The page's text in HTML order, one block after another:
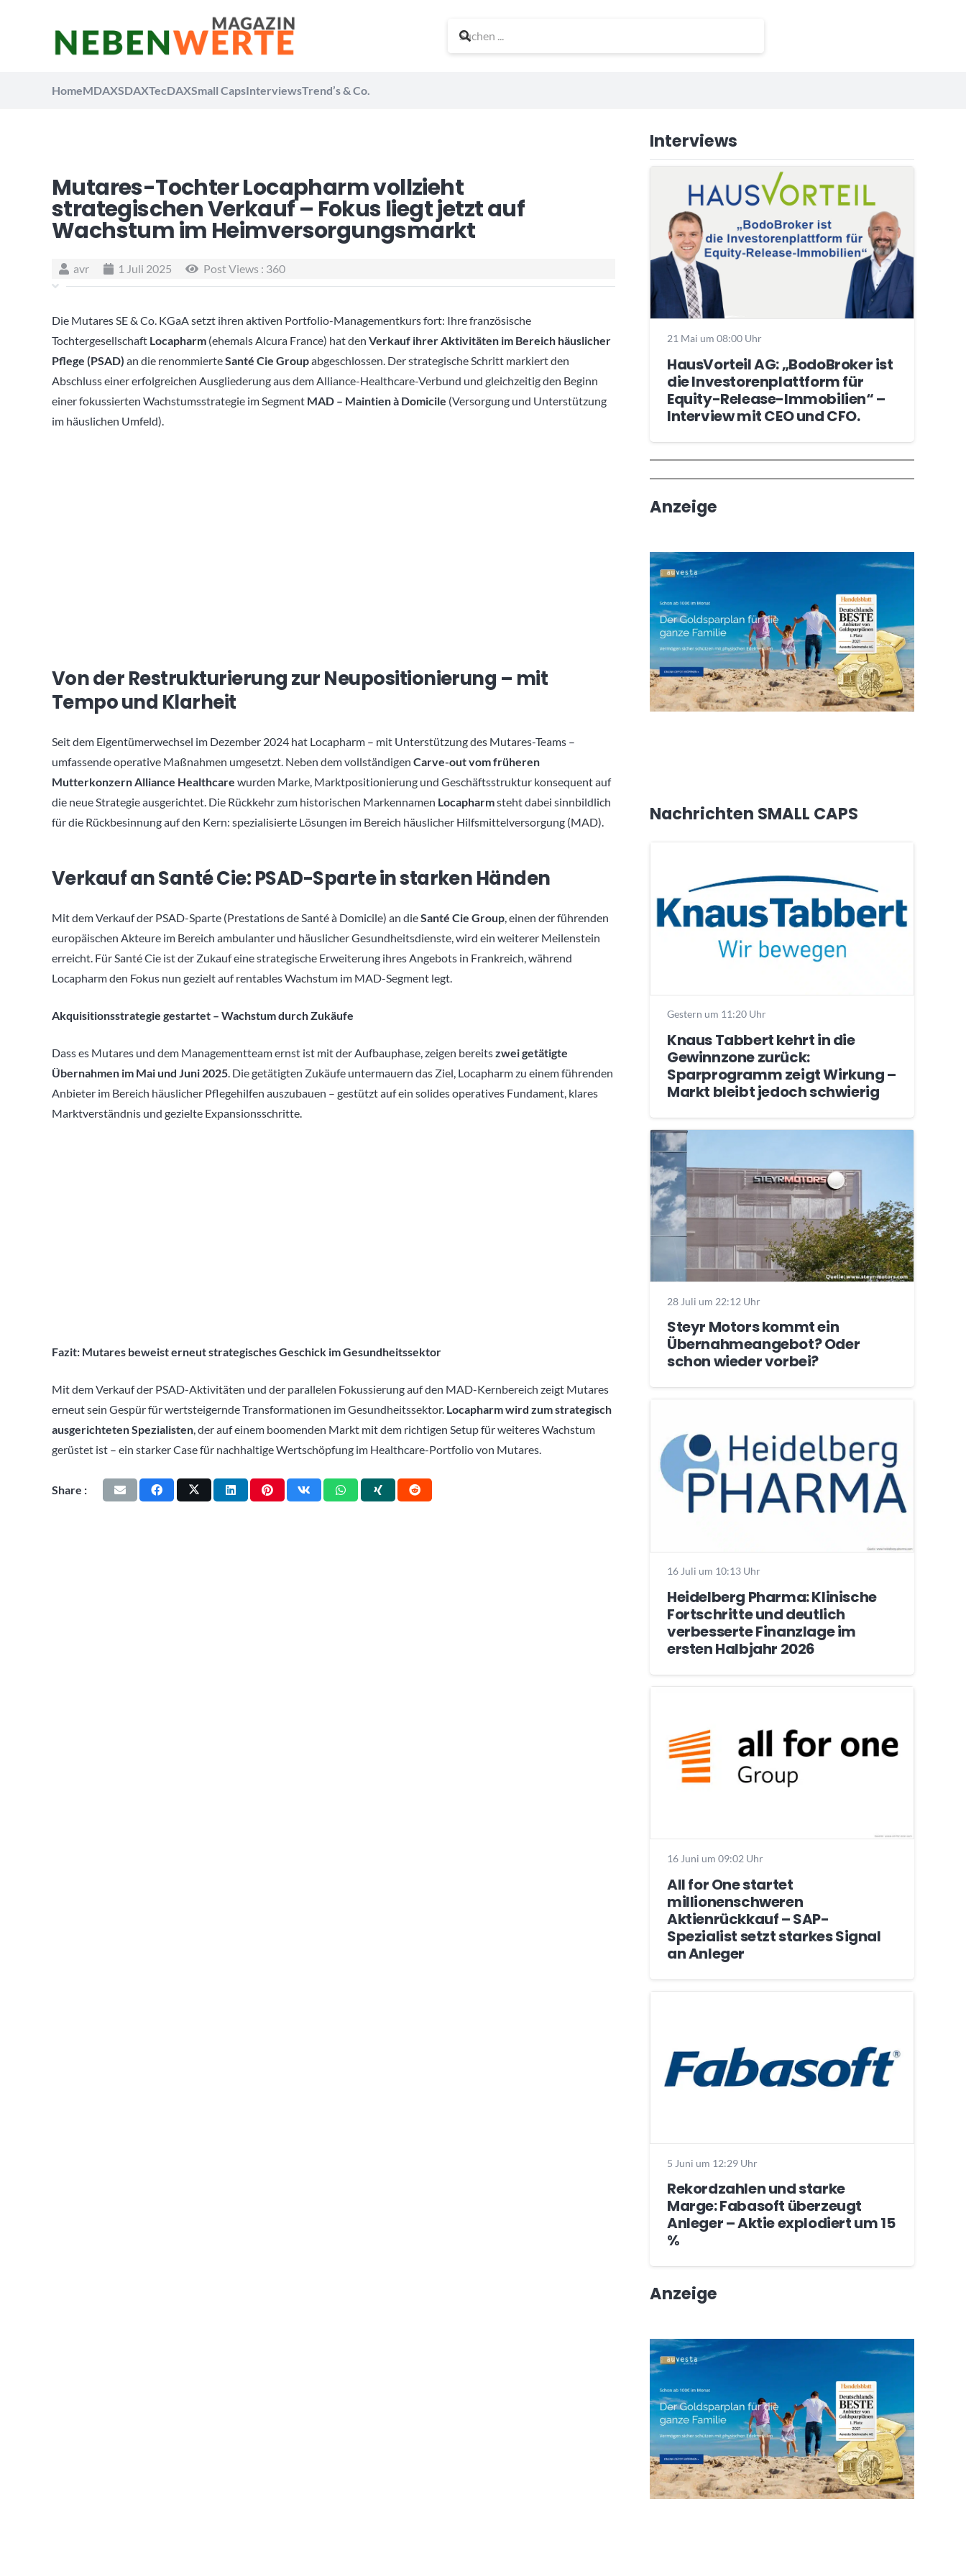
HomeMDAXSDAXTecDAXSmall CapsInterviewsTrend’s & Co.
Mutares-Tochter Locapharm vollzieht
strategischen Verkauf – Fokus liegt jetzt auf
Wachstum im Heimversorgungsmarkt
avr 1 Juli 2025 Post Views : 360
Die Mutares SE & Co. KGaA setzt ihren aktiven Portfolio-Managementkurs fort: Ihre französische
Tochtergesellschaft Locapharm (ehemals Alcura France) hat den Verkauf ihrer Aktivitäten im Bereich häuslicher
Pflege (PSAD) an die renommierteSanté Cie Groupabgeschlossen. Der strategische Schritt markiert den
Abschluss einer erfolgreichen Ausgliederung aus dem Alliance-Healthcare-Verbund und gleichzeitig den Beginn
einer fokussierten Wachstumsstrategie im Segment MAD – Maintien à Domicile (Versorgung und Unterstützung
im häuslichen Umfeld).
Von der Restrukturierung zur Neupositionierung – mit
Tempo und Klarheit
Seit dem Eigentümerwechsel im Dezember 2024 hat Locapharm – mit Unterstützung des Mutares-Teams –
umfassende operative Maßnahmen umgesetzt. Neben dem vollständigen Carve-out vom früheren
Mutterkonzern Alliance Healthcare wurden Marke, Marktpositionierung und Geschäftsstruktur konsequent auf
die neue Strategie ausgerichtet. Die Rückkehr zum historischen Markennamen Locapharmsteht dabei sinnbildlich
für die Rückbesinnung auf den Kern: spezialisierte Lösungen im Bereich häuslicher Hilfsmittelversorgung (MAD).
Verkauf an Santé Cie: PSAD-Sparte in starken Händen
Mit dem Verkauf der PSAD-Sparte (Prestations de Santé à Domicile) an dieSanté Cie Group, einen der führenden
europäischen Akteure im Bereich ambulanter und häuslicher Gesundheitsdienste, wird ein weiterer Meilenstein
erreicht. Für Santé Cie ist der Zukauf eine strategische Erweiterung ihres Angebots in Frankreich, während
Locapharm den Fokus nun gezielt auf rentables Wachstum im MAD-Segment legt.
Akquisitionsstrategie gestartet – Wachstum durch Zukäufe
Dass es Mutares und dem Managementteam ernst ist mit der Aufbauphase, zeigen bereitszwei getätigte
Übernahmen im Mai und Juni 2025. Die getätigten Zukäufe untermauern das Ziel, Locapharm zu einem führenden
Anbieter im Bereich häuslicher Pflegehilfen auszubauen – gestützt auf ein solides operatives Fundament, klares
Marktverständnis und gezielte Expansionsschritte.
Fazit: Mutares beweist erneut strategisches Geschick im Gesundheitssektor
Mit dem Verkauf der PSAD-Aktivitäten und der parallelen Fokussierung auf den MAD-Kernbereich zeigt Mutares
erneut sein Gespür für wertsteigernde Transformationen im Gesundheitssektor. Locapharm wird zum strategisch
ausgerichteten Spezialisten, der auf einem boomenden Markt mit dem richtigen Setup für weiteres Wachstum
gerüstet ist – ein starker Case für nachhaltige Wertschöpfung im Healthcare-Portfolio von Mutares.
Share :
Interviews
21 Mai um 08:00 Uhr
HausVorteil AG: „BodoBroker ist
die Investorenplattform für
Equity-Release-Immobilien“ –
Interview mit CEO und CFO.
Wochenrückblick
Trendthemen
Anzeige
Nachrichten SMALL CAPS
Gestern um 11:20 Uhr
Knaus Tabbert kehrt in die
Gewinnzone zurück:
Sparprogramm zeigt Wirkung –
Markt bleibt jedoch schwierig
28 Juli um 22:12 Uhr
Steyr Motors kommt ein
Übernahmeangebot? Oder
schon wieder vorbei?
16 Juli um 10:13 Uhr
Heidelberg Pharma: Klinische
Fortschritte und deutlich
verbesserte Finanzlage im
ersten Halbjahr 2026
16 Juni um 09:02 Uhr
All for One startet
millionenschweren
Aktienrückkauf – SAP-
Spezialist setzt starkes Signal
an Anleger
5 Juni um 12:29 Uhr
Rekordzahlen und starke
Marge: Fabasoft überzeugt
Anleger – Aktie explodiert um 15
%
Anzeige